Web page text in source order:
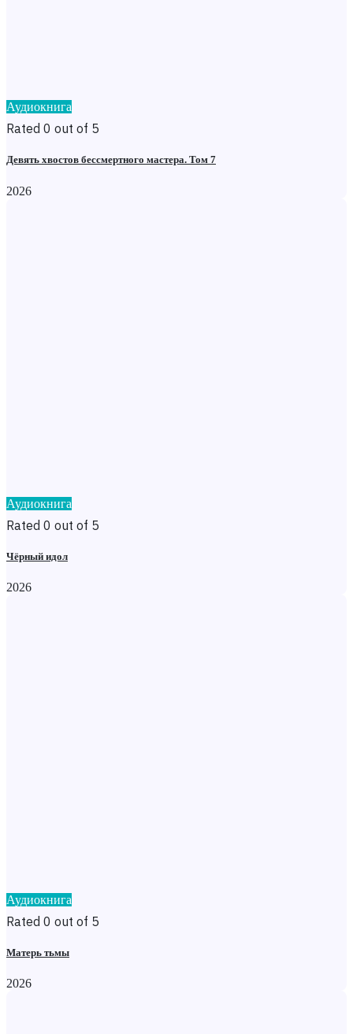
Аудиокнига
Rated 0 out of 5
Девять хвостов бессмертного мастера. Том 7
2026
Аудиокнига
Rated 0 out of 5
Чёрный идол
2026
Аудиокнига
Rated 0 out of 5
Матерь тьмы
2026